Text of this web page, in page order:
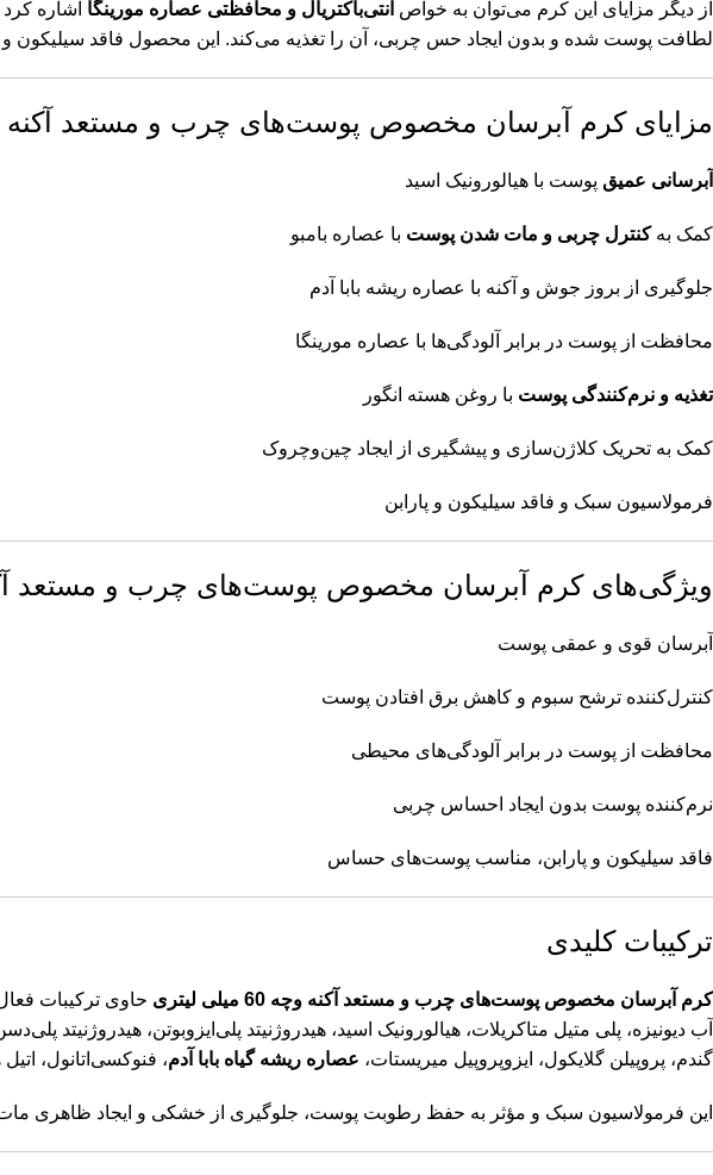
از دیگر مزایای این کرم می‌توان به خواص آنتی‌باکتریال و محافظتی عصاره مورینگا اشاره
لطافت پوست شده و بدون ایجاد حس چربی، آن را تغذیه می‌کند. این محصول فاقد سیلیکون و
مزایای کرم آبرسان مخصوص پوست‌های چرب و مستعد آکنه
آبرسانی عمیق پوست با هیالورونیک اسید
کمک بهکنترل چربی و مات شدن پوست با عصاره بامبو
جلوگیری از بروز جوش و آکنه با عصاره ریشه بابا آدم
محافظت از پوست در برابر آلودگی‌ها با عصاره مورینگا
تغذیه و نرم‌کنندگی پوست با روغن هسته انگور
کمک به تحریک کلاژن‌سازی و پیشگیری از ایجاد چین‌وچروک
فرمولاسیون سبک و فاقد سیلیکون و پارابن
ویژگی‌های کرم آبرسان مخصوص پوست‌های چرب و مستعد آکنه وچه 60
آبرسان قوی و عمقی پوست
کنترل‌کننده ترشح سبوم و کاهش برق افتادن پوست
محافظت از پوست در برابر آلودگی‌های محیطی
نرم‌کننده پوست بدون ایجاد احساس چربی
فاقد سیلیکون و پارابن، مناسب پوست‌های حساس
ترکیبات کلیدی
کرم آبرسان مخصوص پوست‌های چرب و مستعد آکنه وچه 60 میلی لیتری
حاوی ترکیبات
آب دیونیزه، پلی متیل متاکریلات، هیالورونیک اسید، هیدروژنیتد پلی‌ایزوبوتن، هیدروژنیتد
گندم، پروپیلن گلایکول، ایزوپروپیل میریستات، عصاره ریشه گیاه بابا آدم، فنوکسی‌اتانول،
این فرمولاسیون سبک و مؤثر به حفظ رطوبت پوست، جلوگیری از خشکی و ایجاد ظاهری